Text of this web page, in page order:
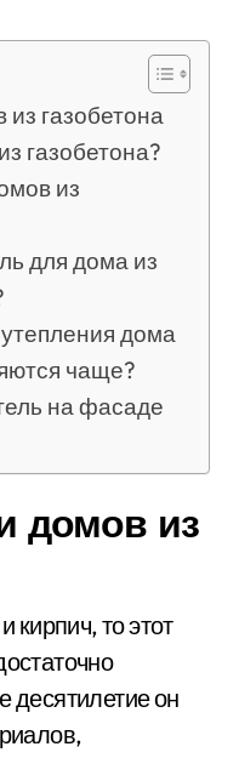
газобетона
газобетона?
из
для дома из
дома
чаще?
на фасаде
домов из
кирпич, то этот
он